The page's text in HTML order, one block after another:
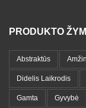
PRODUKTO
Abstraktūs
Didelis Laikrodis
Gamta Gyvybė